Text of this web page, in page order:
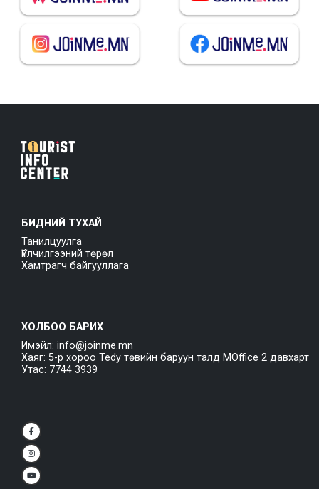
БИДНИЙ ТУХАЙ
Танилцуулга
Үйлчилгээний төрөл
Хамтрагч байгууллага
ХОЛБОО БАРИХ
Имэйл: info@joinme.mn
Хаяг: 5-р хороо Tedy төвийн баруун талд MOffice 2 давхарт
Утас: 7744 3939